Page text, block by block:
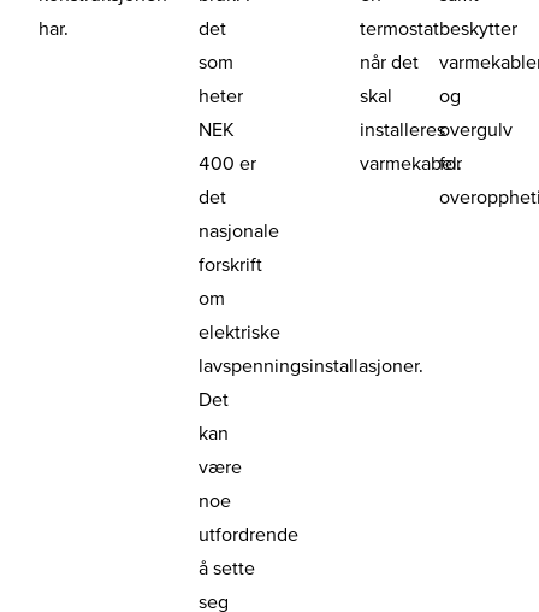
har.
det
som
heter
NEK
400er
det
nasjonale
forskrift
om
elektriske
lavspenningsinstallasjoner.
Det
kan
være
noe
utfordrende
å sette
seg
termostat
når det
skal
installeres
varmekabel.
beskytter
og
overgulv
for